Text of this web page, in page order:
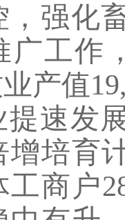
，强化
广工作
产值
速发
增培育
工商户